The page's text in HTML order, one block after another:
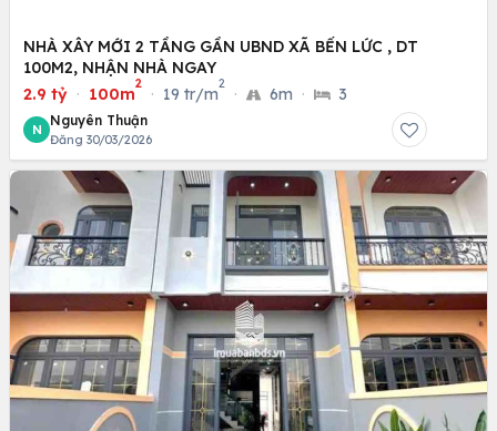
NHÀ XÂY MỚI 2 TẦNG GẦN UBND XÃ BẾN LỨC , DT
100M2, NHẬN NHÀ NGAY
2.9 tỷ · 100m
2
· 19 tr/m
2
· 6m · 3
N
Nguyên Thuận
Đăng 30/03/2026